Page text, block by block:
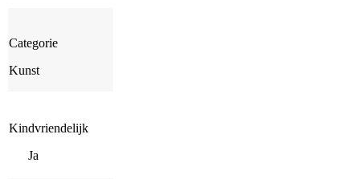
Categorie
Kunst
Kindvriendelijk
Ja